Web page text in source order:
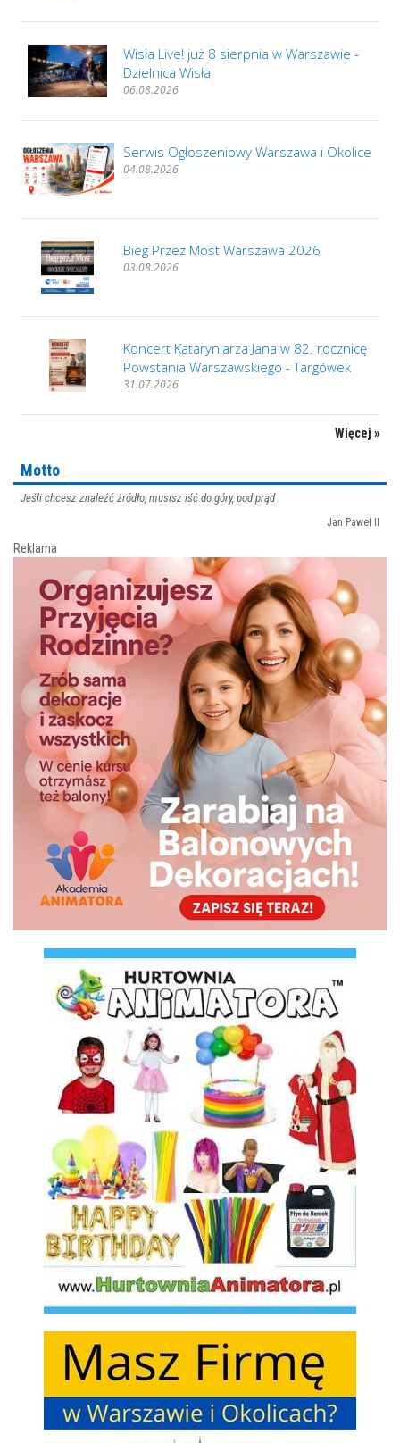
Wisła Live! już 8 sierpnia w Warszawie -
Dzielnica Wisła
06.08.2026
Serwis Ogłoszeniowy Warszawa i Okolice
04.08.2026
Bieg Przez Most Warszawa 2026
03.08.2026
Koncert Kataryniarza Jana w 82. rocznicę
Powstania Warszawskiego - Targówek
31.07.2026
Więcej »
Motto
Jeśli chcesz znaleźć źródło, musisz iść do góry, pod prąd
Jan Paweł II
Reklama